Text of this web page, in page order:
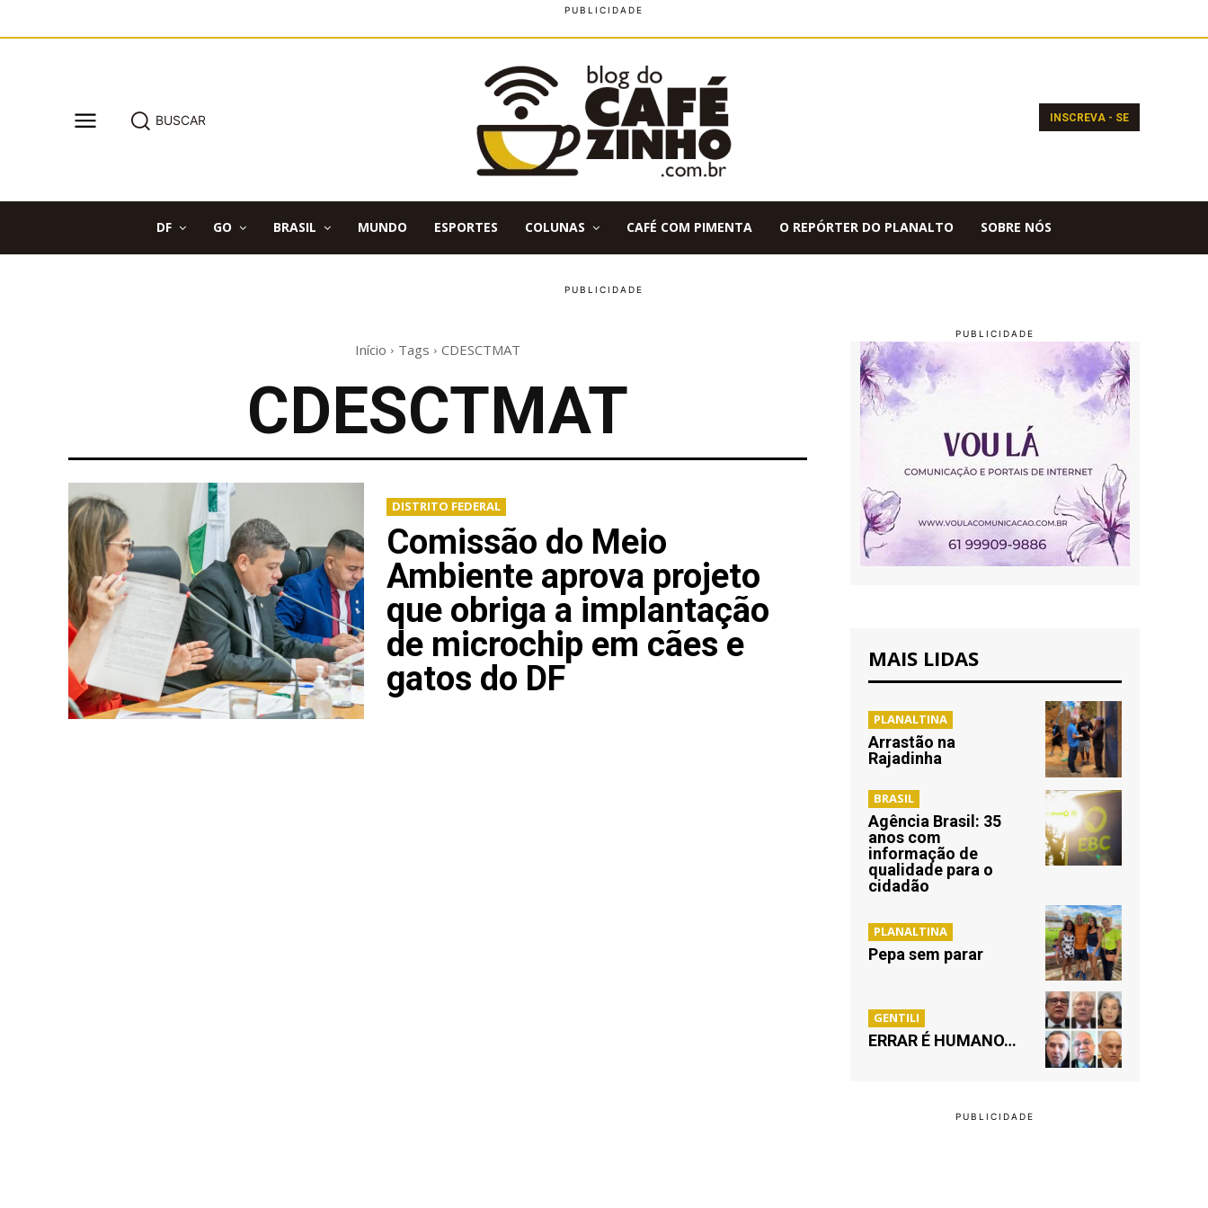
BUSCAR INSCREVA - SE
DF GO BRASIL MUNDO ESPORTES COLUNAS CAFÉ COM PIMENTA O REPÓRTER DO PLANALTO SOBRE NÓS
Início Tags CDESCTMAT
CDESCTMAT
DISTRITO FEDERAL
Comissão do Meio
Ambiente aprova projeto
que obriga a implantação
de microchip em cães e
gatos do DF
MAIS LIDAS
PLANALTINA
Arrastão na
Rajadinha
BRASIL
Agência Brasil: 35
anos com
informação de
qualidade para o
cidadão
PLANALTINA
Pepa sem parar
GENTILI
ERRAR É HUMANO…